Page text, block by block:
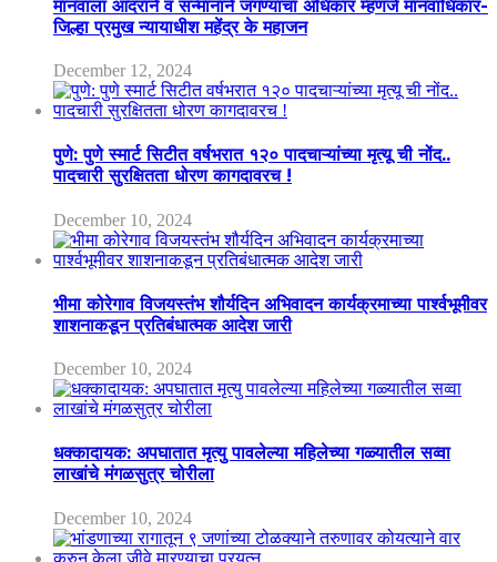
मानवाला आदराने व सन्मानाने जगण्याचा अधिकार म्हणजे मानवाधिकार-
जिल्हा प्रमुख न्यायाधीश महेंद्र के महाजन
December 12, 2024
पुणे: पुणे स्मार्ट सिटीत वर्षभरात १२० पादचाऱ्यांच्या मृत्यू ची नोंद..
पादचारी सुरक्षितता धोरण कागदावरच !
December 10, 2024
भीमा कोरेगाव विजयस्तंभ शौर्यदिन अभिवादन कार्यक्रमाच्या पार्श्वभूमीवर
शाशनाकडून प्रतिबंधात्मक आदेश जारी
December 10, 2024
धक्कादायक: अपघातात मृत्यु पावलेल्या महिलेच्या गळ्यातील सव्वा
लाखांचे मंगळसुत्र चोरीला
December 10, 2024